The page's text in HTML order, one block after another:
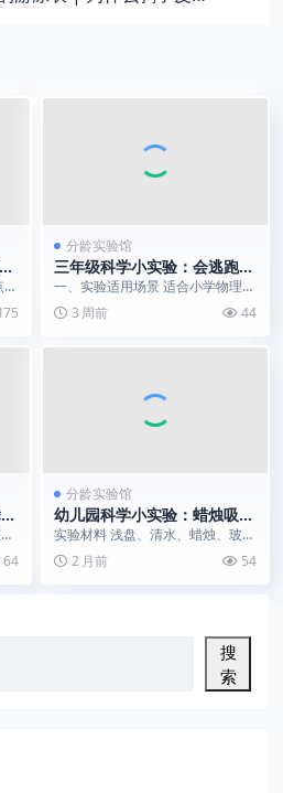
分龄实验馆
三年级科学小实验：会逃跑的
锡纸盒｜涡流电磁斥力趣味科
一、实验适用场景 适合小学物理电
磁知识启蒙、家庭亲子趣味实验，
同时科普厨房电磁炉...
3 周前 44
64
分龄实验馆
幼儿园科学小实验：蜡烛吸水
｜大气压原理演示
实验材料 浅盘、清水、蜡烛、玻璃
杯、打火机 实验步骤 往浅盘中倒
入适量清水，将蜡...
2 月前 54
搜
索